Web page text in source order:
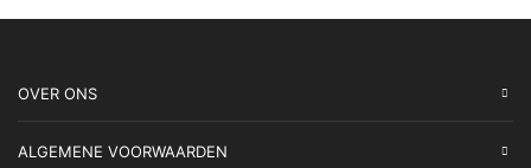
OVER ONS
ALGEMENE VOORWAARDEN